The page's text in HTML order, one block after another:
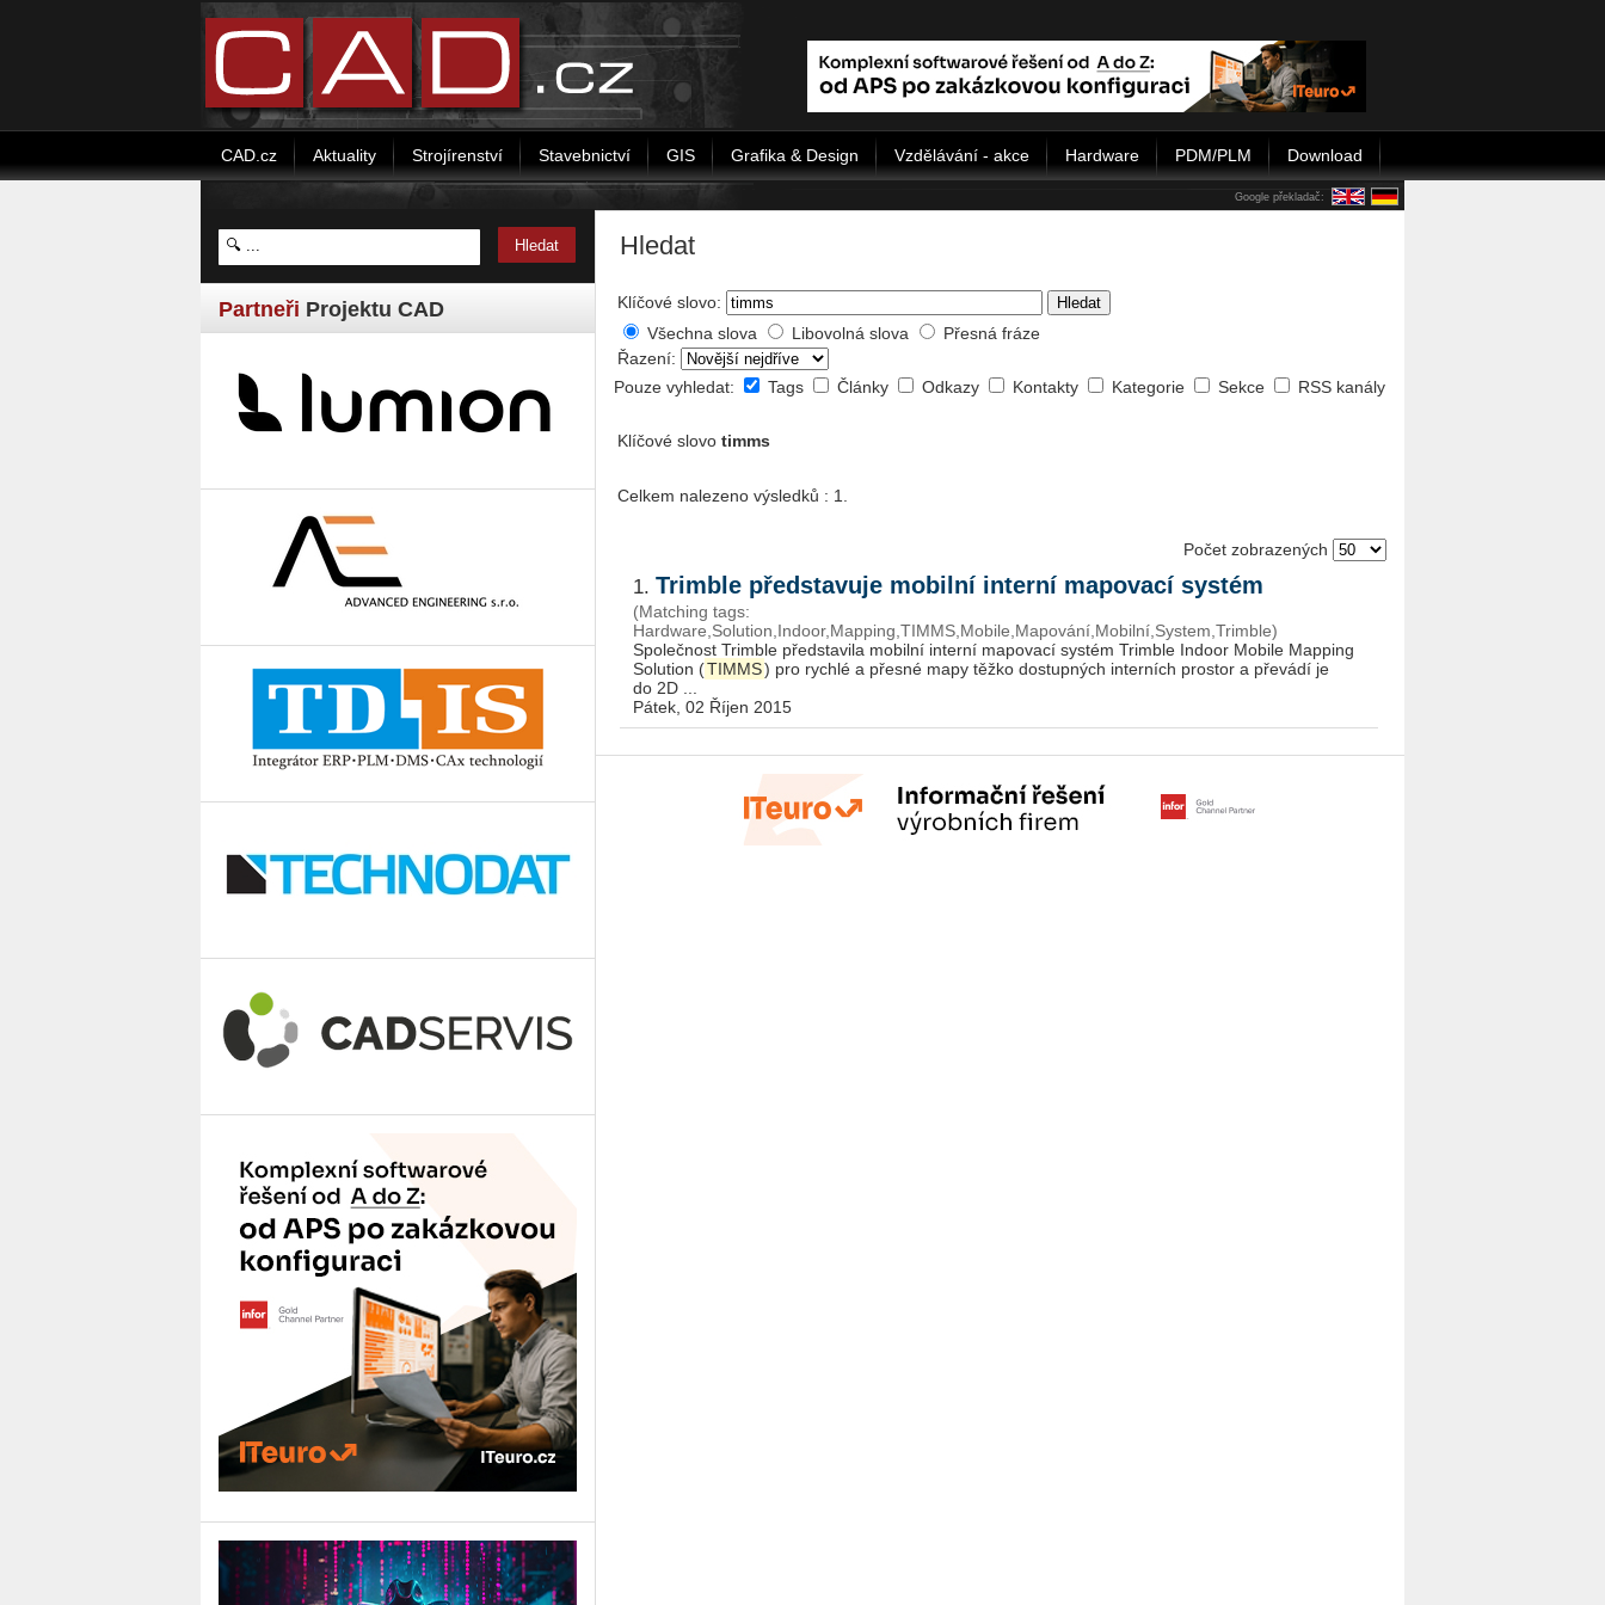
CAD.cz Aktuality Strojírenství Stavebnictví GIS Grafika & Design Vzdělávání - akce Hardware PDM/PLM Download
Google překladač:
Partneři Projektu CAD
Hledat
Klíčové slovo: Hledat
Všechna slova Libovolná slova
Přesná fráze
Řazení:
Pouze vyhledat:
Tags Články Odkazy Kontakty Kategorie Sekce RSS kanály
Klíčové slovo timms
Celkem nalezeno výsledků : 1.
Počet zobrazených
1. Trimble představuje mobilní interní mapovací systém
(Matching tags:
Hardware,Solution,Indoor,Mapping,TIMMS,Mobile,Mapování,Mobilní,System,Trimble)
Společnost Trimble představila mobilní interní mapovací systém Trimble Indoor Mobile Mapping
Solution (TIMMS) pro rychlé a přesné mapy těžko dostupných interních prostor a převádí je
do 2D ...
Pátek, 02 Říjen 2015